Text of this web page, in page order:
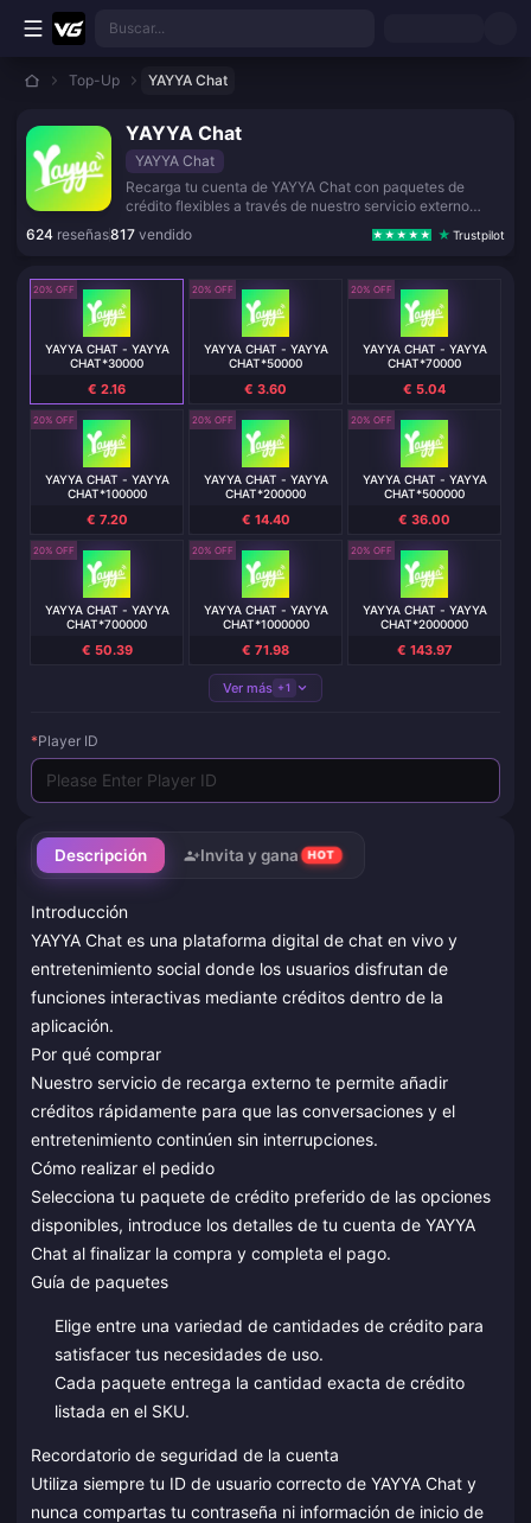
Saltar al contenido principal
Buscar...
Top-Up YAYYA Chat
YAYYA Chat
YAYYA Chat
Recarga tu cuenta de YAYYA Chat con paquetes de
crédito flexibles a través de nuestro servicio externo
seguro.
624 reseñas817 vendido Trustpilot
Descripción Invita y gana HOT
Introducción
YAYYA Chat es una plataforma digital de chat en vivo y
entretenimiento social donde los usuarios disfrutan de
funciones interactivas mediante créditos dentro de la
aplicación.
Por qué comprar
Nuestro servicio de recarga externo te permite añadir
créditos rápidamente para que las conversaciones y el
entretenimiento continúen sin interrupciones.
Cómo realizar el pedido
Selecciona tu paquete de crédito preferido de las opciones
disponibles, introduce los detalles de tu cuenta de YAYYA
Chat al finalizar la compra y completa el pago.
Guía de paquetes
Elige entre una variedad de cantidades de crédito para
satisfacer tus necesidades de uso.
Cada paquete entrega la cantidad exacta de crédito
listada en el SKU.
Recordatorio de seguridad de la cuenta
Utiliza siempre tu ID de usuario correcto de YAYYA Chat y
nunca compartas tu contraseña ni información de inicio de
20% OFF
YAYYA CHAT - YAYYA
CHAT*30000
€ 2.16
20% OFF
YAYYA CHAT - YAYYA
CHAT*50000
€ 3.60
20% OFF
YAYYA CHAT - YAYYA
CHAT*70000
€ 5.04
20% OFF
YAYYA CHAT - YAYYA
CHAT*100000
€ 7.20
20% OFF
YAYYA CHAT - YAYYA
CHAT*200000
€ 14.40
20% OFF
YAYYA CHAT - YAYYA
CHAT*500000
€ 36.00
20% OFF
YAYYA CHAT - YAYYA
CHAT*700000
€ 50.39
20% OFF
YAYYA CHAT - YAYYA
CHAT*1000000
€ 71.98
20% OFF
YAYYA CHAT - YAYYA
CHAT*2000000
€ 143.97
Ver más +1
*Player ID